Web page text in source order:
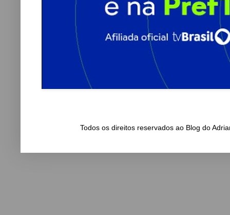
Todos os direitos reservados ao Blog do